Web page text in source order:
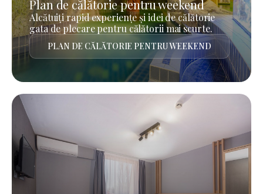
Plan de călătorie pentru weekend
Alcătuiți rapid experiențe și idei de călătorie
gata de plecare pentru călătorii mai scurte.
PLAN DE CĂLĂTORIE PENTRU WEEKEND